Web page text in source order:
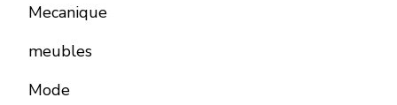
Mecanique
meubles
Mode